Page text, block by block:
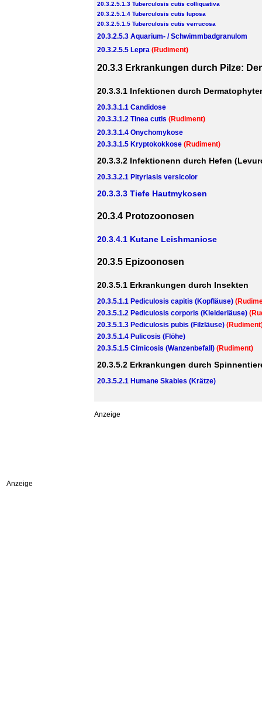
20.3.2.5.1.3 Tuberculosis cutis colliquativa
20.3.2.5.1.4 Tuberculosis cutis luposa
20.3.2.5.1.5 Tuberculosis cutis verrucosa
20.3.2.5.3 Aquarium- / Schwimmbadgranulom
20.3.2.5.5 Lepra (Rudiment)
20.3.3 Erkrankungen durch Pilze:
20.3.3.1 Infektionen durch
20.3.3.1.1 Candidose
20.3.3.1.2 Tinea cutis (Rudiment)
20.3.3.1.4 Onychomykose
20.3.3.1.5 Kryptokokkose (Rudiment)
20.3.3.2 Infektionenn durch Hefen
20.3.3.2.1 Pityriasis versicolor
20.3.3.3 Tiefe Hautmykosen
20.3.4 Protozoonosen
20.3.4.1 Kutane Leishmaniose
20.3.5 Epizoonosen
20.3.5.1 Erkrankungen durch Insekten
20.3.5.1.1 Pediculosis capitis (Kopfläuse)
20.3.5.1.2 Pediculosis corporis (Kleiderläuse)
20.3.5.1.3 Pediculosis pubis (Filzläuse)
20.3.5.1.4 Pulicosis (Flöhe)
20.3.5.1.5 Cimicosis (Wanzenbefall) (Rudiment)
20.3.5.2 Erkrankungen durch
20.3.5.2.1 Humane Skabies (Krätze)
Anzeige
Anzeige